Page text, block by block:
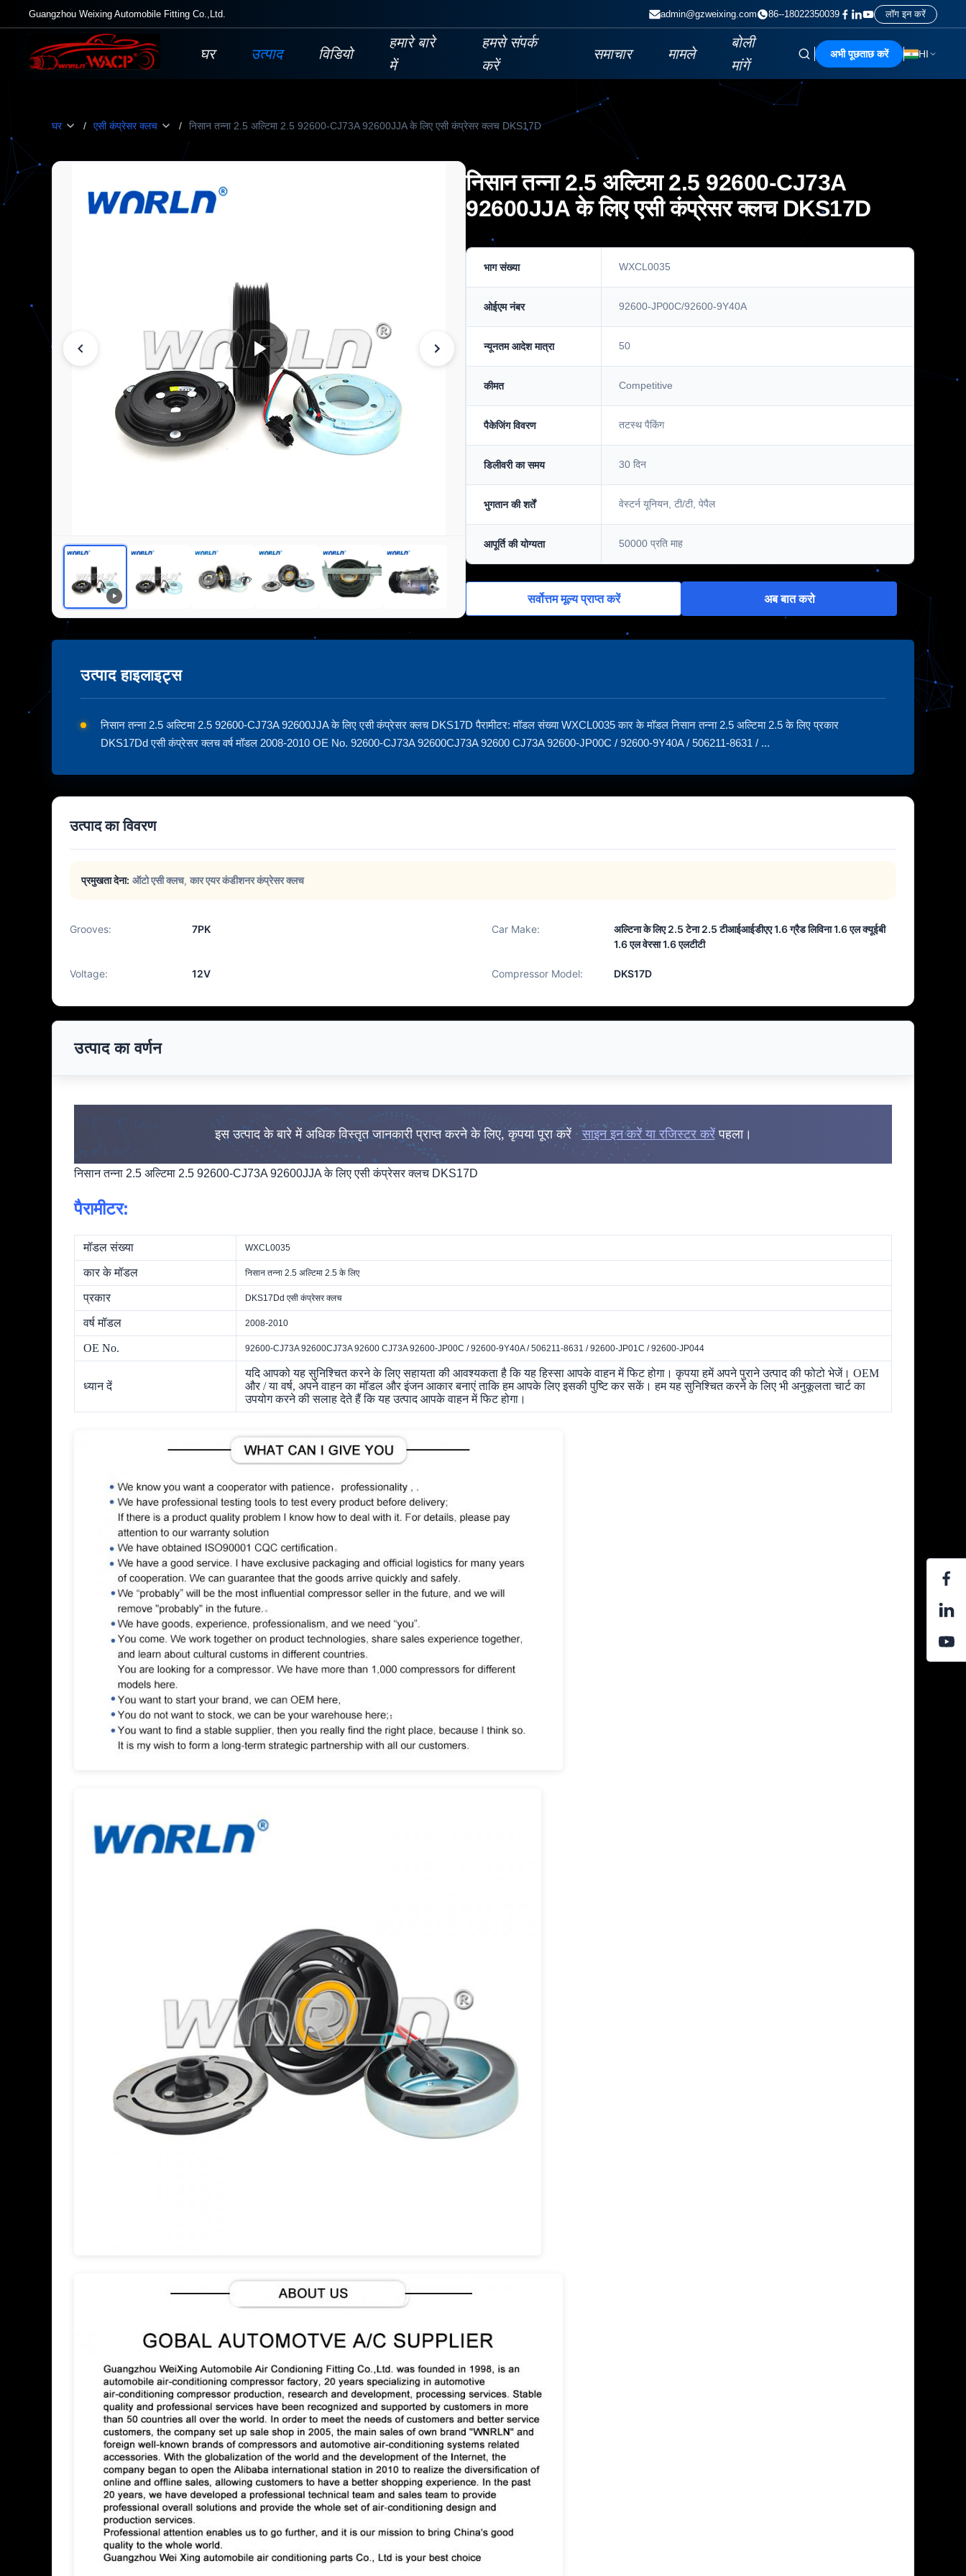
Guangzhou Weixing Automobile Fitting Co.,Ltd. admin@gzweixing.com 86--18022350039 लॉग इन करें
घर उत्पाद विडियो
हमारे बारे
में
हमसे संपर्क
करें
समाचार मामले
बोली
मांगें
अभी पूछताछ करें HI
घर / एसी कंप्रेसर क्लच / निसान तन्ना 2.5 अल्टिमा 2.5 92600-CJ73A 92600JJA के लिए एसी कंप्रेसर क्लच DKS17D
निसान तन्ना 2.5 अल्टिमा 2.5 92600-CJ73A
92600JJA के लिए एसी कंप्रेसर क्लच DKS17D
भाग संख्या WXCL0035
ओईएम नंबर 92600-JP00C/92600-9Y40A
न्यूनतम आदेश मात्रा 50
कीमत Competitive
पैकेजिंग विवरण तटस्थ पैकिंग
डिलीवरी का समय 30 दिन
भुगतान की शर्तें वेस्टर्न यूनियन, टी/टी, पेपैल
आपूर्ति की योग्यता 50000 प्रति माह
सर्वोत्तम मूल्य प्राप्त करें अब बात करो
उत्पाद हाइलाइट्स
निसान तन्ना 2.5 अल्टिमा 2.5 92600-CJ73A 92600JJA के लिए एसी कंप्रेसर क्लच DKS17D पैरामीटर: मॉडल संख्या WXCL0035 कार के मॉडल निसान तन्ना 2.5 अल्टिमा 2.5 के लिए प्रकार
DKS17Dd एसी कंप्रेसर क्लच वर्ष मॉडल 2008-2010 OE No. 92600-CJ73A 92600CJ73A 92600 CJ73A 92600-JP00C / 92600-9Y40A / 506211-8631 / ...
उत्पाद का विवरण
प्रमुखता देना: ऑटो एसी क्लच, कार एयर कंडीशनर कंप्रेसर क्लच
Grooves: 7PK Car Make:
अल्टिना के लिए 2.5 टेना 2.5 टीआईआईडीएए 1.6 ग्रैड लिविना 1.6 एल क्यूईबी
1.6 एल वेरसा 1.6 एलटीटी
Voltage: 12V Compressor Model: DKS17D
उत्पाद का वर्णन
इस उत्पाद के बारे में अधिक विस्तृत जानकारी प्राप्त करने के लिए, कृपया पूरा करें साइन इन करें या रजिस्टर करें पहला।
निसान तन्ना 2.5 अल्टिमा 2.5 92600-CJ73A 92600JJA के लिए एसी कंप्रेसर क्लच DKS17D
पैरामीटर:
मॉडल संख्या WXCL0035
कार के मॉडल निसान तन्ना 2.5 अल्टिमा 2.5 के लिए
प्रकार DKS17Dd एसी कंप्रेसर क्लच
वर्ष मॉडल 2008-2010
OE No. 92600-CJ73A 92600CJ73A 92600 CJ73A 92600-JP00C / 92600-9Y40A / 506211-8631 / 92600-JP01C / 92600-JP044
ध्यान दें
यदि आपको यह सुनिश्चित करने के लिए सहायता की आवश्यकता है कि यह हिस्सा आपके वाहन में फिट होगा। कृपया हमें अपने पुराने उत्पाद की फोटो भेजें। OEM
और / या वर्ष, अपने वाहन का मॉडल और इंजन आकार बनाएं ताकि हम आपके लिए इसकी पुष्टि कर सकें। हम यह सुनिश्चित करने के लिए भी अनुकूलता चार्ट का
उपयोग करने की सलाह देते हैं कि यह उत्पाद आपके वाहन में फिट होगा।